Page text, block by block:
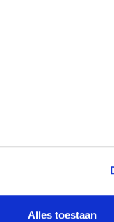
Alles toestaan
privacy statement&algemene
voorwaarden